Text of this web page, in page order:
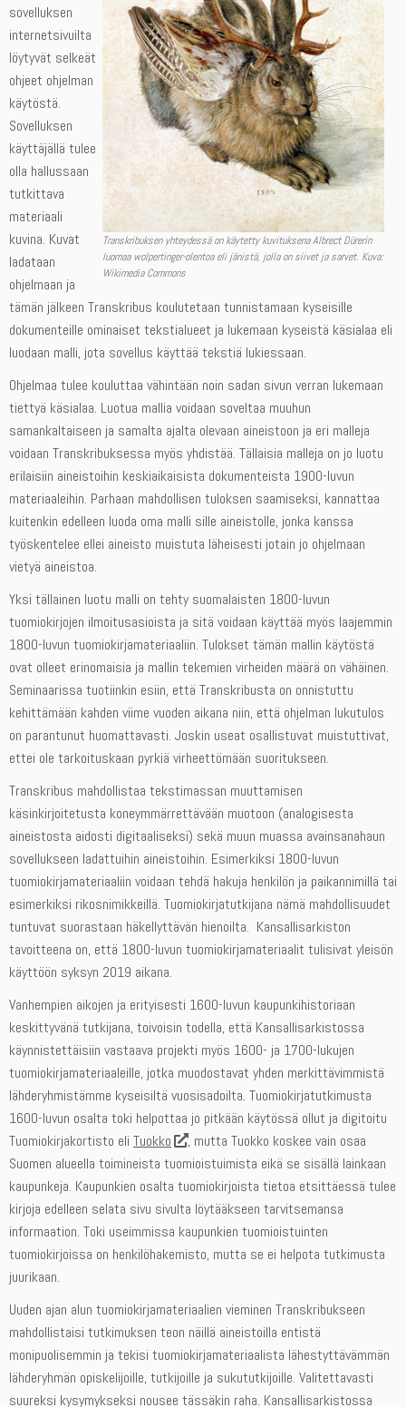
Transkribuksen yhteydessä on käytetty kuvituksena Albrect Dürerin
luomaa wolpertinger-olentoa eli jänistä, jolla on siivet ja sarvet. Kuva:
Wikimedia Commons
sovelluksen
internetsivuilta
löytyvät selkeät
ohjeet ohjelman
käytöstä.
Sovelluksen
käyttäjällä tulee
olla hallussaan
tutkittava
materiaali
kuvina. Kuvat
ladataan
ohjelmaan ja
tämän jälkeen Transkribus koulutetaan tunnistamaan kyseisille
dokumenteille ominaiset tekstialueet ja lukemaan kyseistä käsialaa eli
luodaan malli, jota sovellus käyttää tekstiä lukiessaan.
Ohjelmaa tulee kouluttaa vähintään noin sadan sivun verran lukemaan
tiettyä käsialaa. Luotua mallia voidaan soveltaa muuhun
samankaltaiseen ja samalta ajalta olevaan aineistoon ja eri malleja
voidaan Transkribuksessa myös yhdistää. Tällaisia malleja on jo luotu
erilaisiin aineistoihin keskiaikaisista dokumenteista 1900-luvun
materiaaleihin. Parhaan mahdollisen tuloksen saamiseksi, kannattaa
kuitenkin edelleen luoda oma malli sille aineistolle, jonka kanssa
työskentelee ellei aineisto muistuta läheisesti jotain jo ohjelmaan
vietyä aineistoa.
Yksi tällainen luotu malli on tehty suomalaisten 1800-luvun
tuomiokirjojen ilmoitusasioista ja sitä voidaan käyttää myös laajemmin
1800-luvun tuomiokirjamateriaaliin. Tulokset tämän mallin käytöstä
ovat olleet erinomaisia ja mallin tekemien virheiden määrä on vähäinen.
Seminaarissa tuotiinkin esiin, että Transkribusta on onnistuttu
kehittämään kahden viime vuoden aikana niin, että ohjelman lukutulos
on parantunut huomattavasti. Joskin useat osallistuvat muistuttivat,
ettei ole tarkoituskaan pyrkiä virheettömään suoritukseen.
Transkribus mahdollistaa tekstimassan muuttamisen
käsinkirjoitetusta koneymmärrettävään muotoon (analogisesta
aineistosta aidosti digitaaliseksi) sekä muun muassa avainsanahaun
sovellukseen ladattuihin aineistoihin. Esimerkiksi 1800-luvun
tuomiokirjamateriaaliin voidaan tehdä hakuja henkilön ja paikannimillä tai
esimerkiksi rikosnimikkeillä. Tuomiokirjatutkijana nämä mahdollisuudet
tuntuvat suorastaan häkellyttävän hienoilta. Kansallisarkiston
tavoitteena on, että 1800-luvun tuomiokirjamateriaalit tulisivat yleisön
käyttöön syksyn 2019 aikana.
Vanhempien aikojen ja erityisesti 1600-luvun kaupunkihistoriaan
keskittyvänä tutkijana, toivoisin todella, että Kansallisarkistossa
käynnistettäisiin vastaava projekti myös 1600- ja 1700-lukujen
tuomiokirjamateriaaleille, jotka muodostavat yhden merkittävimmistä
lähderyhmistämme kyseisiltä vuosisadoilta. Tuomiokirjatutkimusta
1600-luvun osalta toki helpottaa jo pitkään käytössä ollut ja digitoitu
Tuomiokirjakortisto eli Tuokko
, mutta Tuokko koskee vain osaa
Suomen alueella toimineista tuomioistuimista eikä se sisällä lainkaan
kaupunkeja. Kaupunkien osalta tuomiokirjoista tietoa etsittäessä tulee
kirjoja edelleen selata sivu sivulta löytääkseen tarvitsemansa
informaation. Toki useimmissa kaupunkien tuomioistuinten
tuomiokirjoissa on henkilöhakemisto, mutta se ei helpota tutkimusta
juurikaan.
Uuden ajan alun tuomiokirjamateriaalien vieminen Transkribukseen
mahdollistaisi tutkimuksen teon näillä aineistoilla entistä
monipuolisemmin ja tekisi tuomiokirjamateriaalista lähestyttävämmän
lähderyhmän opiskelijoille, tutkijoille ja sukututkijoille. Valitettavasti
suureksi kysymykseksi nousee tässäkin raha. Kansallisarkistossa